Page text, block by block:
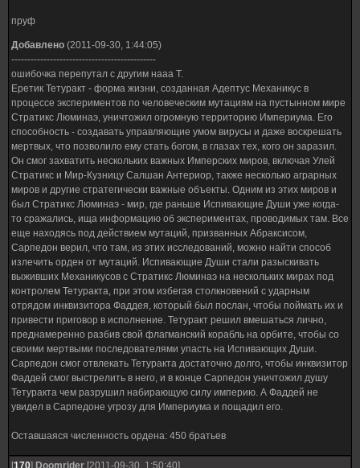
пруф
Добавлено (2011-09-30, 1:44:05)
---------------------------------------------
ошибочка перепутал с другим нааа Т.
Еретик Тетуракт - форма жизни, созданная Адептус Механикус в
процессе экспериментов по человеческим мутациям на пустынном мире
Стратикс Люминаэ, уничтожил огромную территорию Империума. Его
способность - создавать управляющие умом вирусы и даже воскрешать
мертвых, что позволило ему стать богом, в глазах тех, кого он заразил.
Он смог захватить нескольких важных Имперских миров, включая Улей
Стратикс и Мир-Кузницу Салшан Антериор, также несколько аграрных
миров и другие стратегически важные объекты. Одним из этих миров и
был Стратикс Люминаэ - мир, где раньше Испивающие Души уже когда-
то сражались, ища информацию об экспериментах, проводимых там. Все
еще находясь под действием мутаций, призванных Абраксисом,
Сарпедон верил, что там, из этих исследований, можно найти способ
излечить орден от мутаций. Испивающие Души стали разыскивать
выживших Механикусов с Стратикс Люминаэ на нескольких мирах под
контролем Тетуракта, при этом избегая столкновений с ударным
отрядом инквизитора Фаддея, который был послан, чтобы поймать их и
привести приговор в исполнение. Тетуракт решил вмешаться лично,
преднамеренно разбив свой флагманский корабль на орбите, чтобы со
своими мертвыми последователями упасть на Испивающих Души.
Сарпедон смог отвлекать Тетуракта достаточно долго, чтобы инквизитор
Фаддей смог выстрелить в него, и в конце Сарпедон уничтожил душу
Тетуракта чем разрушил набирающую силу империю. А Фаддей не
увидел в Сарпедоне угрозу для Империума и пощадил его.
Оставшаяся численность ордена: 450 братьев
[170] Doomrider [2011-09-30, 1:50:40]